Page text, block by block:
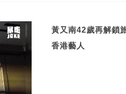
黃又南42歲再解鎖
香港藝人